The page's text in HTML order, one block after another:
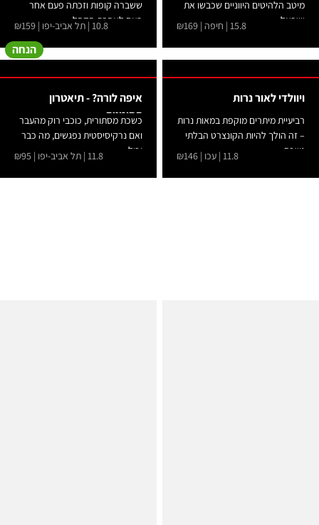
מיטב הלהיטים היווניים שכבשו את
ישראל....
15.8 | חיפה | ₪169
ששברה קופות וזכתה פעם אחר
פעם לאהבת הקהל...
10.8 | תל אביב-יפו | ₪159
ויוולדי לאור נרות
רביעיית מיתרים מוקפת במאות נרות
– זה הולך להיות הקונצרט הבלתי
נשכח...
11.8 | עכו | ₪146
הנחה
איפה לורה? - תיאטרון
הסימטה
כשכת מסתורית, כוכבי רוק מהעבר
ואם נרקיסיסטית נפגשים, מה כבר
יכול...
11.8 | תל אביב-יפו | ₪95